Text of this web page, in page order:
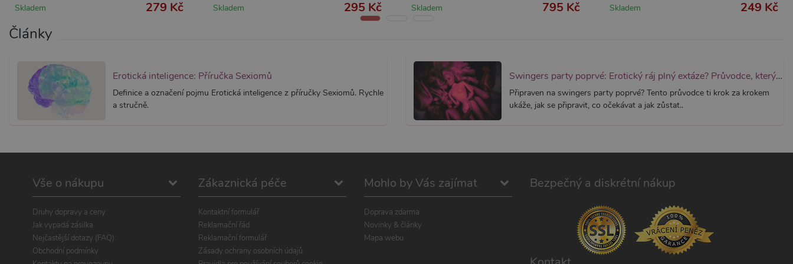
Skladem 279 Kč Skladem 295 Kč Skladem 795 Kč Skladem 249 Kč
Články
Erotická inteligence: Příručka Sexiomů
Definice a označení pojmu Erotická inteligence z příručky Sexiomů. Rychle
a stručně.
Swingers party poprvé: Erotický ráj plný extáze? Průvodce, který ti otevře dveře!
Připraven na swingers party poprvé? Tento průvodce ti krok za krokem
ukáže, jak se připravit, co očekávat a jak zůstat..
Vše o nákupu
Druhy dopravy a ceny
Jak vypadá zásilka
Nejčastější dotazy (FAQ)
Obchodní podmínky
Zákaznická péče
Kontaktní formulář
Reklamační řád
Reklamační formulář
Zásady ochrany osobních údajů
Mohlo by Vás zajímat
Doprava zdarma
Novinky & články
Mapa webu
Bezpečný a diskrétní nákup
stránku na webu a slouží k výpočtu údajů o návštěvnících, relacích a kampaních pro analytické přehledy